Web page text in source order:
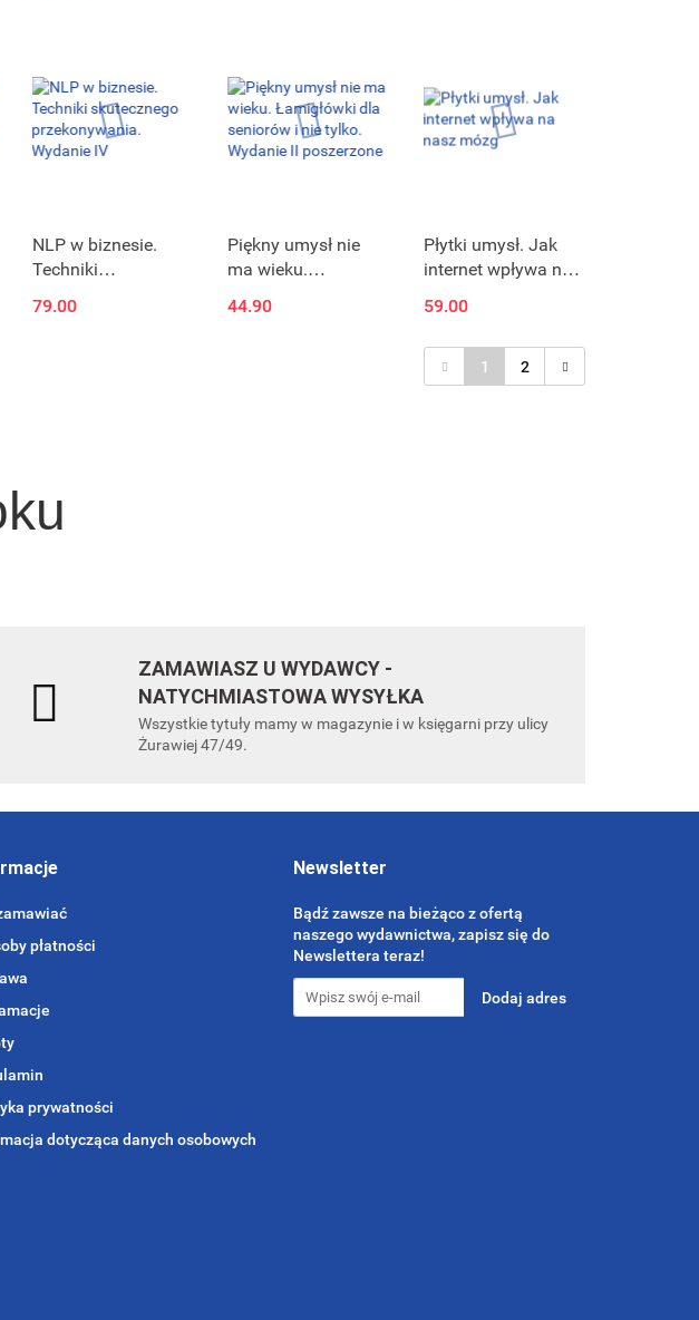
NLP w biznesie.
Techniki
przekonywania.
79.00
Piękny umysł nie
ma wieku.
seniorów i nie tylko.
44.90
Płytki umysł. Jak
internet wpływa na
59.00
1 2
ZAMAWIASZ U WYDAWCY -
NATYCHMIASTOWA WYSYŁKA
Wszystkie tytuły mamy w magazynie i w księgarni przy ulicy
Żurawiej 47/49.
płatności
prywatności
dotycząca danych osobowych
Newsletter
Bądź zawsze na bieżąco z ofertą
naszego wydawnictwa, zapisz się do
Newslettera teraz!